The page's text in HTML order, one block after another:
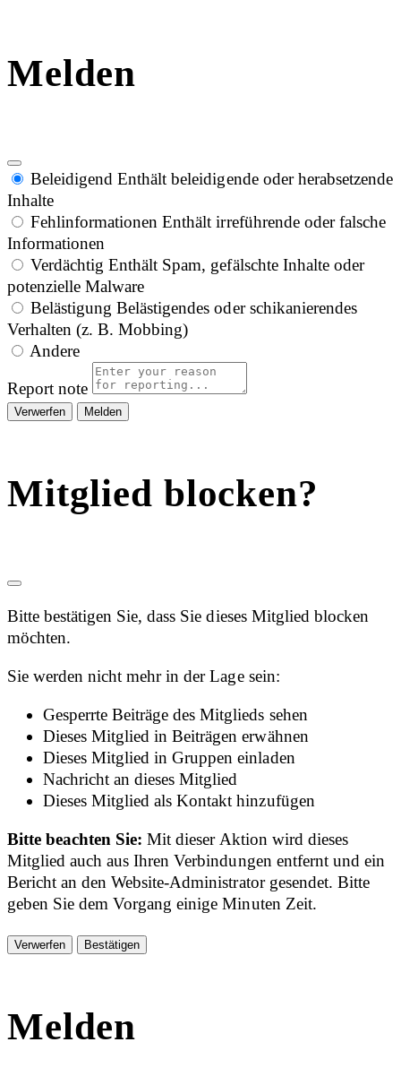
Melden
Beleidigend Enthält beleidigende oder herabsetzende
Inhalte
Fehlinformationen Enthält irreführende oder falsche
Informationen
Verdächtig Enthält Spam, gefälschte Inhalte oder
potenzielle Malware
Belästigung Belästigendes oder schikanierendes
Verhalten (z. B. Mobbing)
Andere
Report note
Melden
Mitglied blocken?
Bitte bestätigen Sie, dass Sie dieses Mitglied blocken
möchten.
Sie werden nicht mehr in der Lage sein:
Gesperrte Beiträge des Mitglieds sehen
Dieses Mitglied in Beiträgen erwähnen
Dieses Mitglied in Gruppen einladen
Nachricht an dieses Mitglied
Dieses Mitglied als Kontakt hinzufügen
Bitte beachten Sie:Mit dieser Aktion wird dieses
Mitglied auch aus Ihren Verbindungen entfernt und ein
Bericht an den Website-Administrator gesendet. Bitte
geben Sie dem Vorgang einige Minuten Zeit.
Bestätigen
Melden